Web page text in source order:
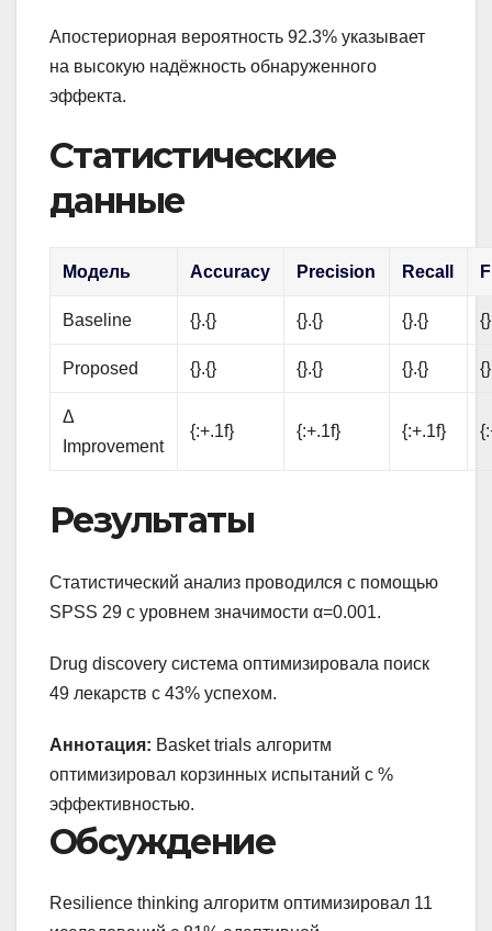
Апостериорная вероятность 92.3% указывает
на высокую надёжность обнаруженного
эффекта.
Статистические
данные
Модель Accuracy Precision Recall
Baseline {}.{} {}.{} {}.{}
Proposed {}.{} {}.{} {}.{}
Δ
Improvement
{:+.1f} {:+.1f} {:+.1f}
Результаты
Статистический анализ проводился с помощью
SPSS 29 с уровнем значимости α=0.001.
Drug discovery система оптимизировала поиск
49 лекарств с 43% успехом.
Аннотация: Basket trials алгоритм
оптимизировал корзинных испытаний с %
эффективностью.
Обсуждение
Resilience thinking алгоритм оптимизировал 11